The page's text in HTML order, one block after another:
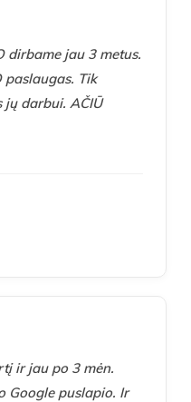
dirbame jau 3 metus.
paslaugas. Tik
jų darbui. AČIŪ
ir jau po 3 mėn.
Google puslapio. Ir